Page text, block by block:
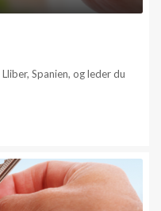
Spanien, og leder du